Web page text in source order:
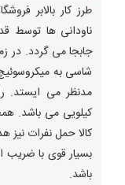
طرز کار بالابر
ناودانی ها توسط
جابجا می گردد. در
شاسی به
کیلویی می باشد.
کالا حمل نفرات نیز
بسیار قوی با ضریب
باشد.